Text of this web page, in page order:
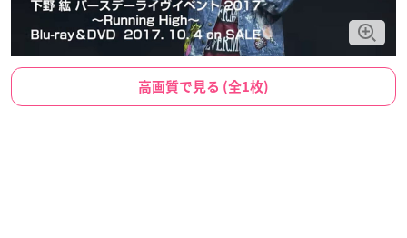
高画質で見る (全1枚)